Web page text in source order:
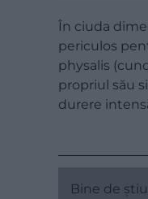
În ciuda
periculos
physalis
propriul său
durere
Bine de